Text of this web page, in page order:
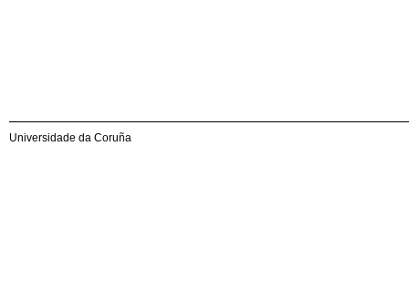
Universidade da Coruña